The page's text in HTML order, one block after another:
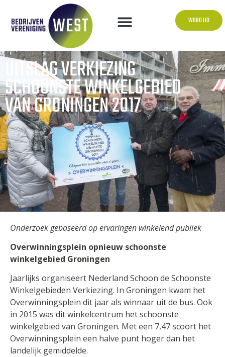
WORD LID
UITSLAG VERKIEZING
SCHOONSTE WINKELGEBIED
VAN GRONINGEN 2017
Onderzoek gebaseerd op ervaringen winkelend publiek
Overwinningsplein opnieuw schoonste
winkelgebied Groningen
Jaarlijks organiseert Nederland Schoon de Schoonste
Winkelgebieden Verkiezing. In Groningen kwam het
Overwinningsplein dit jaar als winnaar uit de bus. Ook
in 2015 was dit winkelcentrum het schoonste
winkelgebied van Groningen. Met een 7,47 scoort het
Overwinningsplein een halve punt hoger dan het
landelijk gemiddelde.